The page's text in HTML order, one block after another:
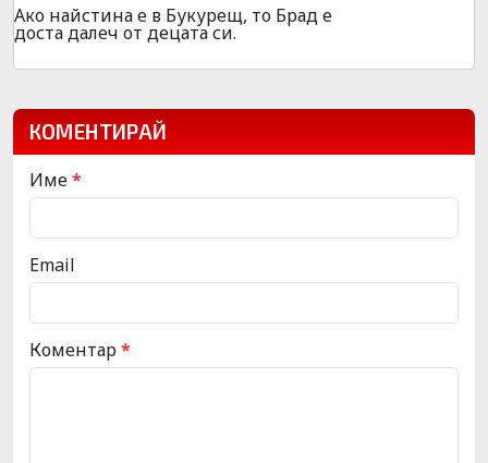
Ако найстина е в Букурещ, то Брад е
доста далеч от децата си.
КОМЕНТИРАЙ
Име*
Email
Коментар*